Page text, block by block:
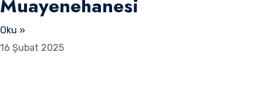
Muayenehanesi
Oku »
16 Şubat 2025